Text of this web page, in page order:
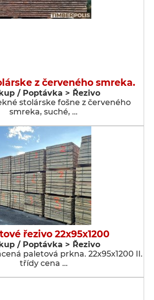
z červeného smreka.
/ Poptávka > Řezivo
stolárske fošne z červeného
smreka, suché, …
řezivo 22x95x1200
/ Poptávka > Řezivo
paletová prkna. 22x95x1200 II.
třídy cena …